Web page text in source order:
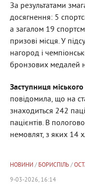
За результатами
досягнення: 5
а загалом 19
призові місця. У
нагород і
бронзових медалей
Заступниця міського
повідомила, що на
знаходиться 242
пацієнтів. В
немовлят, з яких 14
НОВИНИ/ БОРИСПІЛЬ/
9-03-2026, 16:14